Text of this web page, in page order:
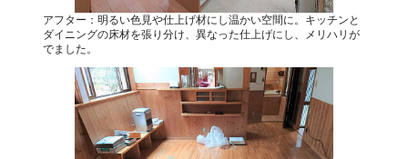
アフター：明るい色見や仕上げ材にし温かい空間に。キッチンと
ダイニングの床材を張り分け、異なった仕上げにし、メリハリが
でました。